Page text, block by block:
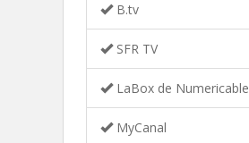
B.tv
SFR TV
LaBox de Numericable
MyCanal